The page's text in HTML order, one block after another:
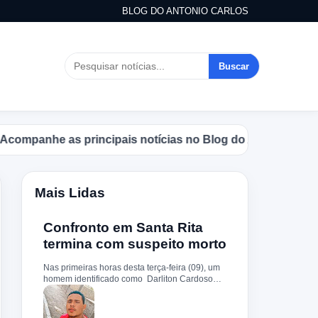
BLOG DO ANTONIO CARLOS
Buscar
as principais notícias no Blog do Antonio Carlos.
Mais Lidas
Confronto em Santa Rita
termina com suspeito morto
Nas primeiras horas desta terça-feira (09), um
homem identificado como Darliton Cardoso
Pereira morreu após confronto com a Polícia
Militar no povoado Timbotiba, zona rural de
Santa Rita. De acordo com a PM, os policiais